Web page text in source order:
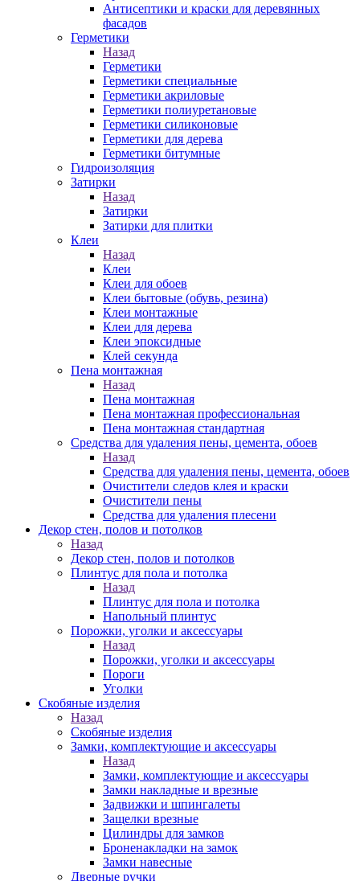
Антисептики и краски для деревянных
фасадов
Герметики
Назад
Герметики
Герметики специальные
Герметики акриловые
Герметики полиуретановые
Герметики силиконовые
Герметики для дерева
Герметики битумные
Гидроизоляция
Затирки
Назад
Затирки
Затирки для плитки
Клеи
Назад
Клеи
Клеи для обоев
Клеи бытовые (обувь, резина)
Клеи монтажные
Клеи для дерева
Клеи эпоксидные
Клей секунда
Пена монтажная
Назад
Пена монтажная
Пена монтажная профессиональная
Пена монтажная стандартная
Средства для удаления пены, цемента, обоев
Назад
Средства для удаления пены, цемента, обоев
Очистители следов клея и краски
Очистители пены
Средства для удаления плесени
Декор стен, полов и потолков
Назад
Декор стен, полов и потолков
Плинтус для пола и потолка
Назад
Плинтус для пола и потолка
Напольный плинтус
Порожки, уголки и аксессуары
Назад
Порожки, уголки и аксессуары
Пороги
Уголки
Скобяные изделия
Назад
Скобяные изделия
Замки, комплектующие и аксессуары
Назад
Замки, комплектующие и аксессуары
Замки накладные и врезные
Задвижки и шпингалеты
Защелки врезные
Цилиндры для замков
Броненакладки на замок
Замки навесные
Дверные ручки